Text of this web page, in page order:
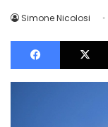
Simone Nicolosi
Facebook